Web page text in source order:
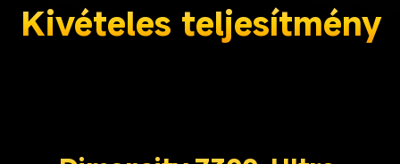
Kivételes teljesítmény